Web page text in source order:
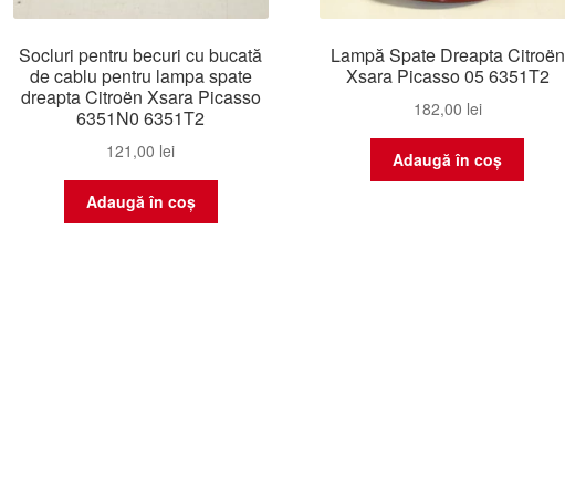
Socluri pentru becuri cu bucată
de cablu pentru lampa spate
dreapta Citroën Xsara Picasso
6351N0 6351T2
121,00 lei
Adaugă în coș
Lampă Spate Dreapta Citroën
Xsara Picasso 05 6351T2
182,00 lei
Adaugă în coș